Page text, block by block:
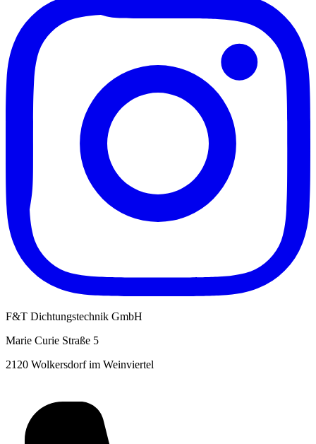
F&T Dichtungstechnik GmbH
Marie Curie Straße 5
2120 Wolkersdorf im Weinviertel